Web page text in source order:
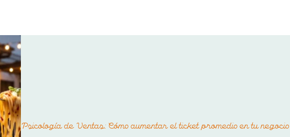
Psicología de Ventas: Cómo aumentar el ticket promedio en tu